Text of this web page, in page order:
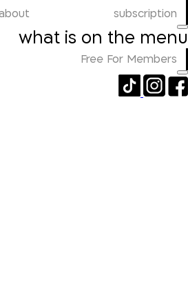
subscription
about
what is on the menu
Free For Members